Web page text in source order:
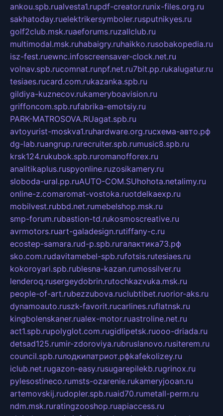
ankou.spb.rualvesta1.rupdf-creator.runix-files.org.ru
sakhatoday.ruelektrikersymboler.rusputnikyes.ru
golf2club.msk.ruaeforums.ruzallclub.ru
multimodal.msk.ruhabaigry.ruhaikko.rusobakopedia.ru
isz-fest.ruewnc.infoscreensaver-clock.net.ru
volnav.spb.rucomnat.runpf.net.ru7bit.pp.rukalugatur.ru
tesiaes.rucard.com.rukazanka.spb.ru
gildiya-kuznecov.rukameryboavision.ru
griffoncom.spb.rufabrika-emotsiy.ru
PARK-MATROSOVA.RUagat.spb.ru
avtoyurist-moskva1.ruhardware.org.ruсхема-авто.рф
dg-lab.ruangrup.rurecruiter.spb.rumusic8.spb.ru
krsk124.rukubok.spb.ruromanofforex.ru
analitikaplus.ruspyonline.ruzosikamery.ru
sloboda-ural.pp.ruAUTO-COM.SUhohota.netalimy.ru
online-z.comaromat-vostoka.ruotdelkaexp.ru
mobilvest.rubbd.net.rumebelshop.msk.ru
smp-forum.rubastion-td.rukosmoscreative.ru
avrmotors.ruart-galadesign.rutiffany-c.ru
ecostep-samara.rud-p.spb.ruгалактика73.рф
sko.com.rudavitamebel-spb.rufotsis.rutesiaes.ru
kokoroyari.spb.rublesna-kazan.rumossilver.ru
lenderoq.rusergeydobrin.rutochkazvuka.msk.ru
people-of-art.rubezzubova.ruclubtibet.ruorior-aks.ru
dynamoauto.ruszk-favorit.rucarlines.ruflatnsk.ru
kingbolenskaner.rualex-motor.ruastroline.net.ru
act1.spb.rupolyglot.com.rugidlipetsk.ruooo-driada.ru
detsad125.rumir-zdoroviya.rubruslanovo.rusiterem.ru
council.spb.ruлодкипатриот.рфkafekolizey.ru
iclub.net.rugazon-easy.rusugarepilekb.rugrinox.ru
pylesostineco.rumsts-ozarenie.rukameryjooan.ru
artemovskij.rudopler.spb.ruaid70.rumetall-perm.ru
ndm.msk.ruratingzooshop.ruapiaccess.ru